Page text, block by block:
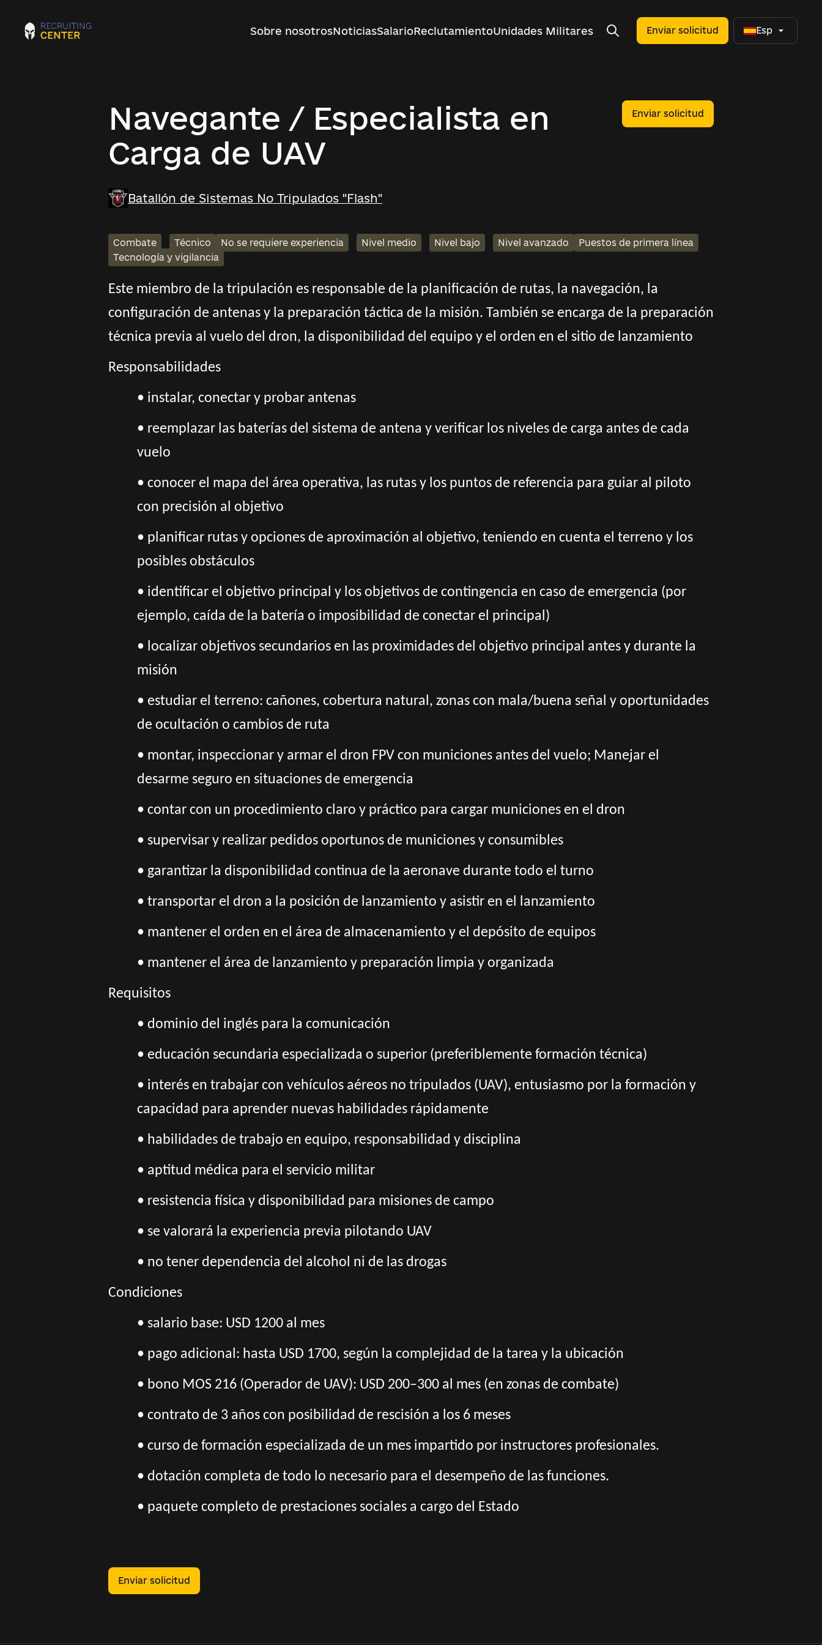
Sobre nosotrosNoticiasSalarioReclutamientoUnidades Militares Enviar solicitud Esp
Navegante / Especialista en
Carga de UAV
Enviar solicitud
Batallón de Sistemas No Tripulados "Flash"
Combate Técnico No se requiere experiencia Nivel medio Nivel bajo Nivel avanzado
Puestos de primera línea
Tecnología y vigilancia
Este miembro de la tripulación es responsable de la planificación de rutas, la navegación, la
configuración de antenas y la preparación táctica de la misión. También se encarga de la preparación
técnica previa al vuelo del dron, la disponibilidad del equipo y el orden en el sitio de lanzamiento
Responsabilidades
• instalar, conectar y probar antenas
• reemplazar las baterías del sistema de antena y verificar los niveles de carga antes de cada
vuelo
• conocer el mapa del área operativa, las rutas y los puntos de referencia para guiar al piloto
con precisión al objetivo
• planificar rutas y opciones de aproximación al objetivo, teniendo en cuenta el terreno y los
posibles obstáculos
• identificar el objetivo principal y los objetivos de contingencia en caso de emergencia (por
ejemplo, caída de la batería o imposibilidad de conectar el principal)
• localizar objetivos secundarios en las proximidades del objetivo principal antes y durante la
misión
• estudiar el terreno: cañones, cobertura natural, zonas con mala/buena señal y oportunidades
de ocultación o cambios de ruta
• montar, inspeccionar y armar el dron FPV con municiones antes del vuelo; Manejar el
desarme seguro en situaciones de emergencia
• ​​contar con un procedimiento claro y práctico para cargar municiones en el dron
• supervisar y realizar pedidos oportunos de municiones y consumibles
• garantizar la disponibilidad continua de la aeronave durante todo el turno
• transportar el dron a la posición de lanzamiento y asistir en el lanzamiento
• mantener el orden en el área de almacenamiento y el depósito de equipos
• mantener el área de lanzamiento y preparación limpia y organizada
Requisitos
• dominio del inglés para la comunicación
• educación secundaria especializada o superior (preferiblemente formación técnica)
• interés en trabajar con vehículos aéreos no tripulados (UAV), entusiasmo por la formación y
capacidad para aprender nuevas habilidades rápidamente
• habilidades de trabajo en equipo, responsabilidad y disciplina
• aptitud médica para el servicio militar
• resistencia física y disponibilidad para misiones de campo
• se valorará la experiencia previa pilotando UAV
• no tener dependencia del alcohol ni de las drogas
Condiciones
• salario base: USD 1200 al mes
• pago adicional: hasta USD 1700, según la complejidad de la tarea y la ubicación
• bono MOS 216 (Operador de UAV): USD 200–300 al mes (en zonas de combate)
• contrato de 3 años con posibilidad de rescisión a los 6 meses
• curso de formación especializada de un mes impartido por instructores profesionales.
• dotación completa de todo lo necesario para el desempeño de las funciones.
• paquete completo de prestaciones sociales a cargo del Estado
Enviar solicitud